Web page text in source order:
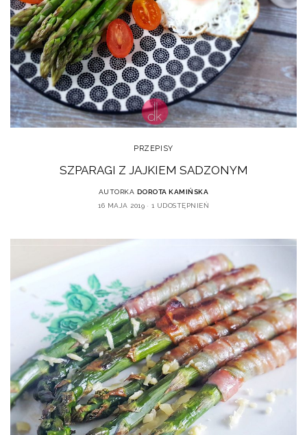
PRZEPISY
SZPARAGI Z JAJKIEM SADZONYM
AUTORKA DOROTA KAMIŃSKA
16 MAJA 2019
1 UDOSTĘPNIEŃ